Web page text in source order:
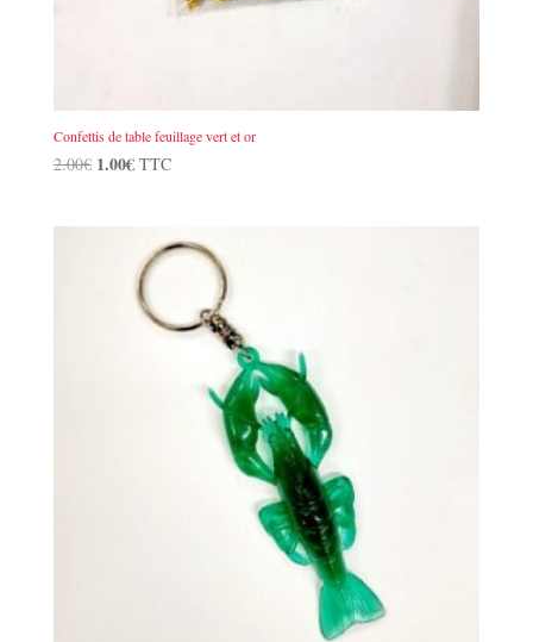
Confettis de table feuillage vert et or
2.00€ Le
2.00€.
1.00€Le
est :
1.00€.
TTC